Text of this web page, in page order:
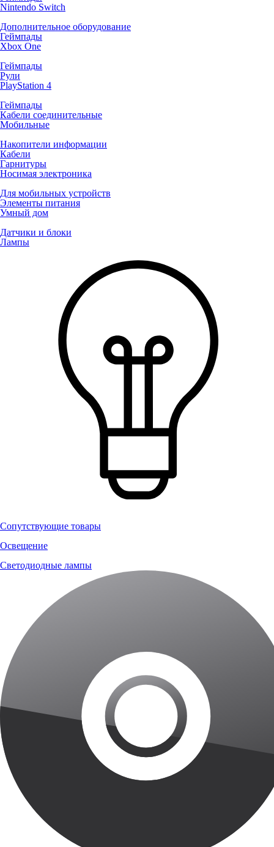
Nintendo Switch
Дополнительное оборудование
Геймпады
Xbox One
Геймпады
Рули
PlayStation 4
Геймпады
Кабели соединительные
Мобильные
Накопители информации
Кабели
Гарнитуры
Носимая электроника
Для мобильных устройств
Элементы питания
Умный дом
Датчики и блоки
Лампы
Сопутствующие товары
Освещение
Светодиодные лампы